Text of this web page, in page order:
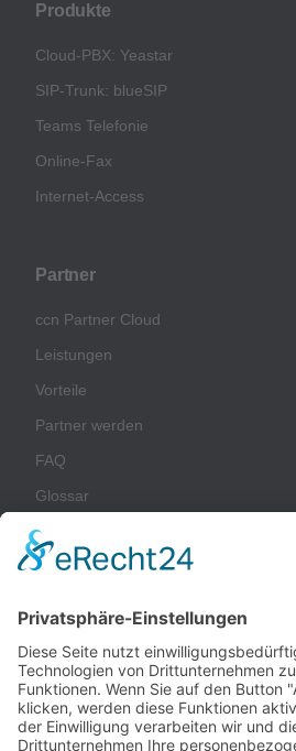
Produkte
Cloud-PBX: Yeastar
SIP-Trunk: blueSIP
Teams Telefonie
Online-Fax
Internet-Access
Partner
ccn Partner Cloud
Leistungen
Vorteile
Partner werden
FAQ
Glossar
Unternehmen
Impressum
Datenschutz
AGB
Nachhaltigkeit